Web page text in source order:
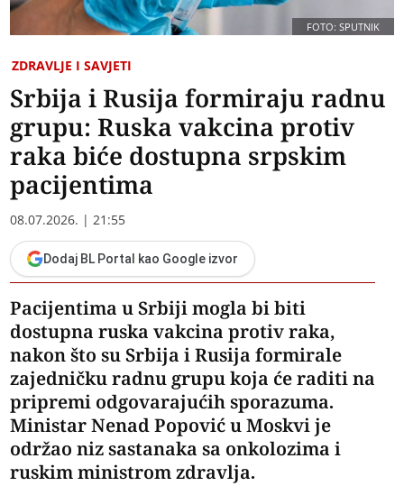
FOTO: SPUTNIK
ZDRAVLJE I SAVJETI
Srbija i Rusija formiraju radnu
grupu: Ruska vakcina protiv
raka biće dostupna srpskim
pacijentima
08.07.2026. | 21:55
Dodaj BL Portal kao Google izvor
Pacijentima u Srbiji mogla bi biti
dostupna ruska vakcina protiv raka,
nakon što su Srbija i Rusija formirale
zajedničku radnu grupu koja će raditi na
pripremi odgovarajućih sporazuma.
Ministar Nenad Popović u Moskvi je
održao niz sastanaka sa onkolozima i
ruskim ministrom zdravlja.